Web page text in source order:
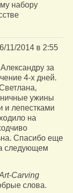
набору
11/2014 в 2:55
за
4-х дней.
ужины
и лепестками
на
Спасибо еще
следующем
Carving
слова.